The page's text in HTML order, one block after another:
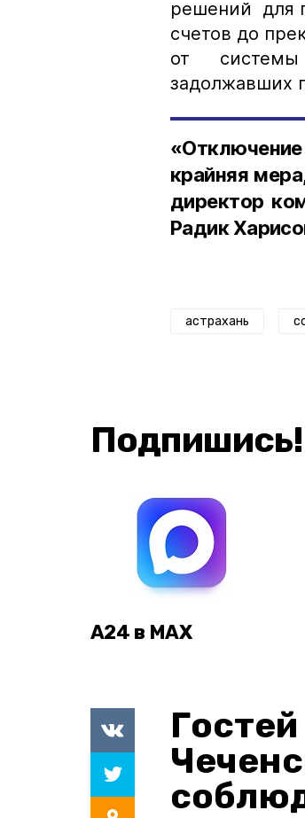
решений для
счетов до
от системы
задолжавших
крайняя
директор
Радик
астрахань
Подпишись!
А24 в MAX